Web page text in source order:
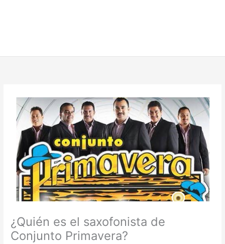
¿Quién es el saxofonista de
Conjunto Primavera?